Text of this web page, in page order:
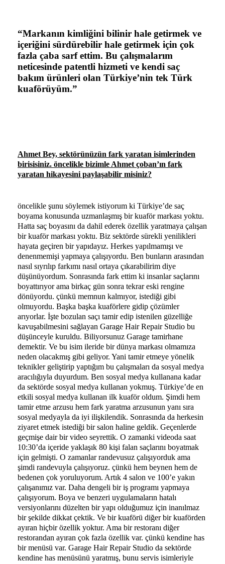
“Markanın kimliğini bilinir hale getirmek ve
içeriğini sürdürebilir hale getirmek için çok
fazla çaba sarf ettim. Bu çalışmalarım
neticesinde patentli hizmeti ve kendi saç
bakım ürünleri olan Türkiye’nin tek Türk
kuaförüyüm.”
Ahmet Bey, sektörünüzün fark yaratan isimlerinden
birisisiniz. öncelikle bizimle Ahmet çoban’ın fark
yaratan hikayesini paylaşabilir misiniz?
öncelikle şunu söylemek istiyorum ki Türkiye’de saç
boyama konusunda uzmanlaşmış bir kuaför markası yoktu.
Hatta saç boyasını da dahil ederek özellik yaratmaya çalışan
bir kuaför markası yoktu. Biz sektörde sürekli yenilikleri
hayata geçiren bir yapıdayız. Herkes yapılmamışı ve
denenmemişi yapmaya çalışıyordu. Ben bunların arasından
nasıl sıyrılıp farkımı nasıl ortaya çıkarabilirim diye
düşünüyordum. Sonrasında fark ettim ki insanlar saçlarını
boyattırıyor ama birkaç gün sonra tekrar eski rengine
dönüyordu. çünkü memnun kalmıyor, istediği gibi
olmuyordu. Başka başka kuaförlere gidip çözümler
arıyorlar. İşte bozulan saçı tamir edip istenilen güzelliğe
kavuşabilmesini sağlayan Garage Hair Repair Studio bu
düşünceyle kuruldu. Biliyorsunuz Garage tamirhane
demektir. Ve bu isim ileride bir dünya markası olmamıza
neden olacakmış gibi geliyor. Yani tamir etmeye yönelik
teknikler geliştirip yaptığım bu çalışmaları da sosyal medya
aracılığıyla duyurdum. Ben sosyal medya kullanana kadar
da sektörde sosyal medya kullanan yokmuş. Türkiye’de en
etkili sosyal medya kullanan ilk kuaför oldum. Şimdi hem
tamir etme arzusu hem fark yaratma arzusunun yanı sıra
sosyal medyayla da iyi ilişkilendik. Sonrasında da herkesin
ziyaret etmek istediği bir salon haline geldik. Geçenlerde
geçmişe dair bir video seyrettik. O zamanki videoda saat
10:30’da içeride yaklaşık 80 kişi falan saçlarını boyatmak
için gelmişti. O zamanlar randevusuz çalışıyorduk ama
şimdi randevuyla çalışıyoruz. çünkü hem beynen hem de
bedenen çok yoruluyorum. Artık 4 salon ve 100’e yakın
çalışanımız var. Daha dengeli bir iş programı yapmaya
çalışıyorum. Boya ve benzeri uygulamaların hatalı
versiyonlarını düzelten bir yapı olduğumuz için inanılmaz
bir şekilde dikkat çektik. Ve bir kuaförü diğer bir kuaförden
ayıran hiçbir özellik yoktur. Ama bir restoranı diğer
restorandan ayıran çok fazla özellik var. çünkü kendine has
bir menüsü var. Garage Hair Repair Studio da sektörde
kendine has menüsünü yaratmış, bunu servis isimleriyle